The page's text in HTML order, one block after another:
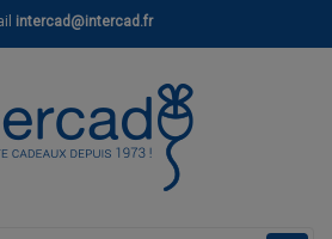
intercad@intercad.fr